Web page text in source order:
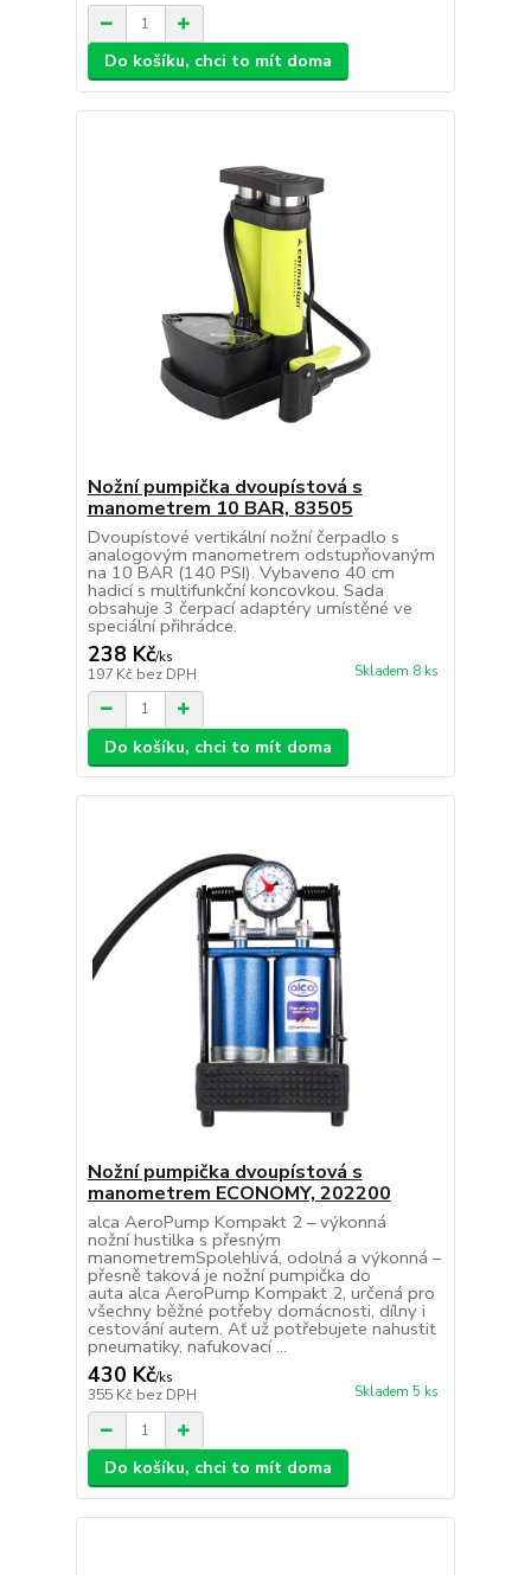
Do košíku, chci to mít doma
Nožní pumpička dvoupístová s
manometrem 10 BAR, 83505
Dvoupístové vertikální nožní čerpadlo s
analogovým manometrem odstupňovaným
na 10 BAR (140 PSI). Vybaveno 40 cm
hadicí s multifunkční koncovkou. Sada
obsahuje 3 čerpací adaptéry umístěné ve
speciální přihrádce.
238 Kč/ks
197 Kč bez DPH Skladem 8 ks
Do košíku, chci to mít doma
Nožní pumpička dvoupístová s
manometrem ECONOMY, 202200
alca AeroPump Kompakt 2 – výkonná
nožní hustilka s přesným
manometremSpolehlivá, odolná a výkonná –
přesně taková je nožní pumpička do
auta alca AeroPump Kompakt 2, určená pro
všechny běžné potřeby domácnosti, dílny i
cestování autem. Ať už potřebujete nahustit
pneumatiky, nafukovací ...
430 Kč/ks
355 Kč bez DPH Skladem 5 ks
Do košíku, chci to mít doma